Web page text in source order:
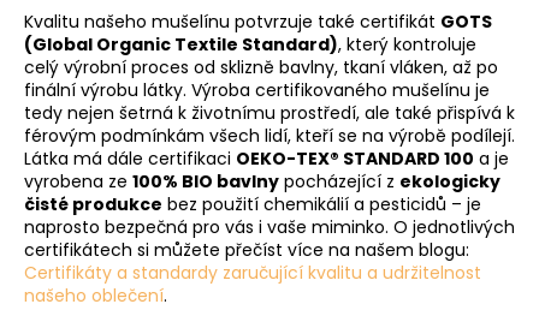
Kvalitu našeho mušelínu potvrzuje také certifikát GOTS
(Global Organic Textile Standard), který kontroluje
celý výrobní proces od sklizně bavlny, tkaní vláken, až po
finální výrobu látky. Výroba certifikovaného mušelínu je
tedy nejen šetrná k životnímu prostředí, ale také přispívá k
férovým podmínkám všech lidí, kteří se na výrobě podílejí.
Látka má dále certifikaci OEKO-TEX® STANDARD 100 a je
vyrobena ze 100% BIO bavlny pocházející z ekologicky
čisté produkce bez použití chemikálií a pesticidů – je
naprosto bezpečná pro vás i vaše miminko. O jednotlivých
certifikátech si můžete přečíst více na našem blogu:
Certifikáty a standardy zaručující kvalitu a udržitelnost
našeho oblečení.